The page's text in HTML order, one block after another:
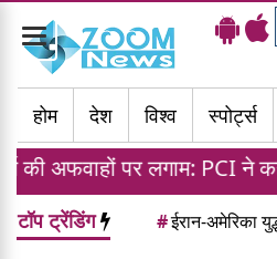
Toggle
navigation
होम
देश विश्व स्पोर्ट्स
लगाम: PCI ने कहा ग्राहकों के
टॉप ट्रेंडिंग #ईरान-अमेरिका